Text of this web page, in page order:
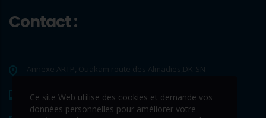
Contact :
Annexe ARTP, Ouakam route des Almadies,DK-SN
+221 33 865 65 62
Ce site Web utilise des cookies et demande vos
données personnelles pour améliorer votre